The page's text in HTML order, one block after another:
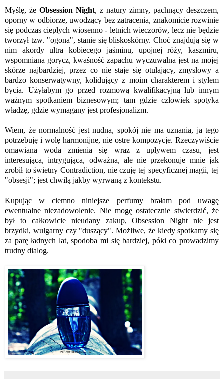
Myślę, że Obsession Night, z natury zimny, pachnący deszczem,
oporny w odbiorze, uwodzący bez zatracenia, znakomicie rozwinie
się podczas ciepłych wiosenno - letnich wieczorów, lecz nie będzie
tworzył tzw. "ogona", stanie się bliskoskórny. Choć znajdują się w
nim akordy ultra kobiecego jaśminu, upojnej róży, kaszmiru,
wspomniana gorycz, kwaśność zapachu wyczuwalna jest na mojej
skórze najbardziej, przez co nie staje się otulający, zmysłowy a
bardzo konserwatywny, kolidujący z moim charakterem i stylem
bycia. Użyłabym go przed rozmową kwalifikacyjną lub innym
ważnym spotkaniem biznesowym; tam gdzie człowiek spotyka
władzę, gdzie wymagany jest profesjonalizm.
Wiem, że normalność jest nudna, spokój nie ma uznania, ja tego
potrzebuję i wolę harmonijne, nie ostre kompozycje. Rzeczywiście
omawiana woda zmienia się wraz z upływem czasu, jest
interesująca, intrygująca, odważna, ale nie przekonuje mnie jak
zrobił to świetny Contradiction, nie czuję tej specyficznej magii, tej
"obsesji"; jest chwilą jakby wyrwaną z kontekstu.
Kupując w ciemno niniejsze perfumy brałam pod uwagę
ewentualne niezadowolenie. Nie mogę ostatecznie stwierdzić, że
był to całkowicie nieudany zakup, Obsession Night nie jest
brzydki, wulgarny czy "duszący". Możliwe, że kiedy spotkamy się
za parę ładnych lat, spodoba mi się bardziej, póki co prowadzimy
trudny dialog.